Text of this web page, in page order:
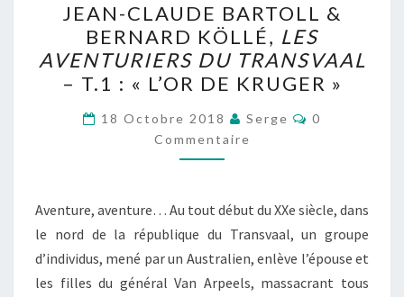
CLAUDE
BARTOLL
&
BERNARD
KÖLLÉ,
LES
AVENTURIERS
TRANSVAAL
–
T.1
:
JEAN-CLAUDE BARTOLL &
BERNARD KÖLLÉ, LES
AVENTURIERS DU TRANSVAAL
– T.1 : « L’OR DE KRUGER »
18 Octobre 2018 Serge
0
Commentaire
Aventure, aventure… Au tout début du XXe siècle, dans
le nord de la république du Transvaal, un groupe
d’individus, mené par un Australien, enlève l’épouse et
les filles du général Van Arpeels, massacrant tous